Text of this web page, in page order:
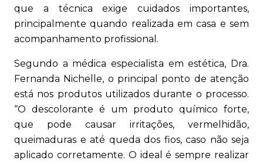
que a técnica exige cuidados importantes,
principalmente quando realizada em casa e sem
acompanhamento profissional.
Segundo a médica especialista em estética, Dra.
Fernanda Nichelle, o principal ponto de atenção
está nos produtos utilizados durante o processo.
“O descolorante é um produto químico forte,
que pode causar irritações, vermelhidão,
queimaduras e até queda dos fios, caso não seja
aplicado corretamente. O ideal é sempre realizar